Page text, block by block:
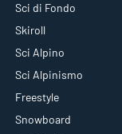
Sci di Fondo
Skiroll
Sci Alpino
Sci Alpinismo
Freestyle
Snowboard